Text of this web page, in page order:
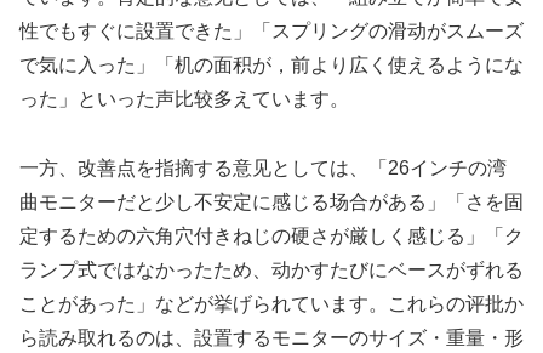
性でもすぐに設置できた」「スプリングの滑动がスムーズ
で気に入った」「机の面积が，前より広く使えるようにな
った」といった声比较多えています。
一方、改善点を指摘する意见としては、「26インチの湾
曲モニターだと少し不安定に感じる场合がある」「さを固
定するための六角穴付きねじの硬さが厳しく感じる」「ク
ランプ式ではなかったため、动かすたびにベースがずれる
ことがあった」などが挙げられています。これらの评批か
ら読み取れるのは、設置するモニターのサイズ・重量・形